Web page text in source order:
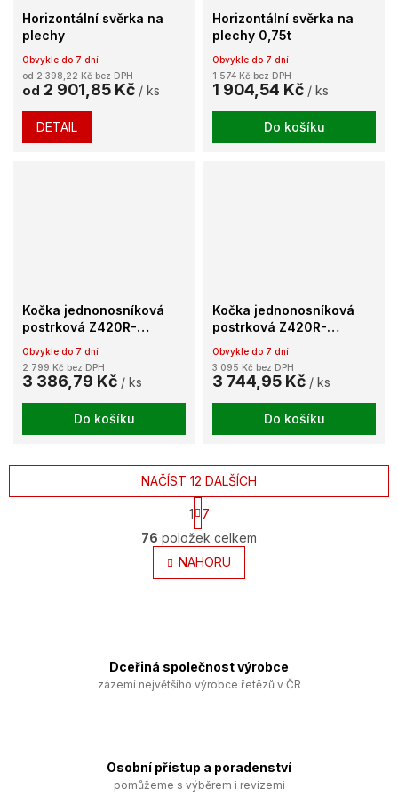
Horizontální svěrka na
plechy
Obvykle do 7 dní
od 2 398,22 Kč bez DPH
od 2 901,85 Kč / ks
DETAIL
Horizontální svěrka na
plechy 0,75t
Obvykle do 7 dní
1 574 Kč bez DPH
1 904,54 Kč / ks
Do košíku
Kočka jednonosníková
postrková Z420R-
Obvykle do 7 dní
2 799 Kč bez DPH
3 386,79 Kč / ks
Do košíku
Kočka jednonosníková
postrková Z420R-
Obvykle do 7 dní
3 095 Kč bez DPH
3 744,95 Kč / ks
Do košíku
O
v
l
á
p
r
ý
p
NAČÍST 12 DALŠÍCH
S
t
r
á
n
k
1
7
76 položek celkem
NAHORU
Dceřiná společnost výrobce
zázemí největšího výrobce řetězů v ČR
Osobní přístup a poradenství
pomůžeme s výběrem i revizemi